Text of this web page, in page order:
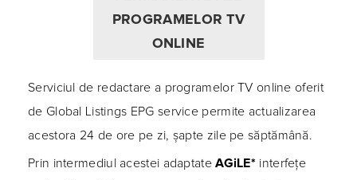
PROGRAMELOR TV
ONLINE
Serviciul de redactare a programelor TV online oferit
de Global Listings EPG service permite actualizarea
acestora 24 de ore pe zi, şapte zile pe săptămână.
Prin intermediul acestei adaptateAGiLE* interfeţe